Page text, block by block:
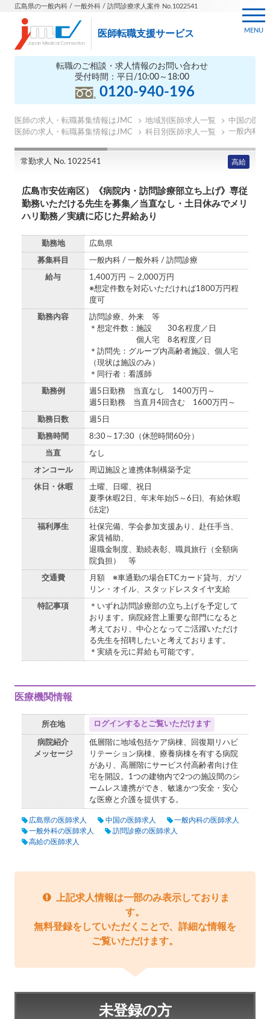
広島県の一般内科 / 一般外科 / 訪問診療求人案件 No.1022541
医師転職支援サービス
転職のご相談・求人情報のお問い合わせ
受付時間：平日/10:00～18:00
0120-940-196
MENU
医師の求人・転職募集情報はJMC 地域別医師求人一覧
中国の医師
医師の求人・転職募集情報はJMC
科目別医師求人一覧 一般内科の
常勤求人 No. 1022541 高給
広島市安佐南区）《病院内・訪問診療部立ち上げ》専従
勤務いただける先生を募集／当直なし・土日休みでメリ
ハリ勤務／実績に応じた昇給あり
勤務地 広島県
募集科目 一般内科 / 一般外科 / 訪問診療
給与
1,400万円 ～ 2,000万円
※想定件数を対応いただければ1800万円程
度可
勤務内容
訪問診療、外来 等
＊想定件数：施設 30名程度／日
個人宅 8名程度／日
＊訪問先：グループ内高齢者施設、個人宅
（現状は施設のみ）
＊同行者：看護師
勤務例
週5日勤務 当直なし 1400万円～
週5日勤務 当直月4回含む 1600万円～
勤務日数 週5日
勤務時間 8:30～17:30（休憩時間60分）
当直 なし
オンコール 周辺施設と連携体制構築予定
休日・休暇
土曜、日曜、祝日
夏季休暇2日、年末年始(5～6日)、有給休暇
(法定)
福利厚生
社保完備、学会参加支援あり、赴任手当、
家賃補助、
退職金制度、勤続表彰、職員旅行（全額病
院負担） 等
交通費
月額 ※車通勤の場合ETCカード貸与、ガソ
リン・オイル、スタッドレスタイヤ支給
特記事項
＊いずれ訪問診療部の立ち上げを予定して
おります。病院経営上重要な部門になると
考えており、中心となってご活躍いただけ
る先生を招聘したいと考えております。
＊実績を元に昇給も可能です。
医療機関情報
所在地 ログインするとご覧いただけます
病院紹介
メッセージ
低層階に地域包括ケア病棟、回復期リハビ
リテーション病棟、療養病棟を有する病院
があり、高層階にサービス付高齢者向け住
宅を開設。1つの建物内で2つの施設間のシ
ームレス連携ができ、敏速かつ安全・安心
な医療と介護を提供する。
広島県の医師求人 中国の医師求人
一般内科の医師求人
一般外科の医師求人
訪問診療の医師求人
高給の医師求人
上記求人情報は一部のみ表示しておりま
す。
無料登録をしていただくことで、詳細な情報を
ご覧いただけます。
未登録の方